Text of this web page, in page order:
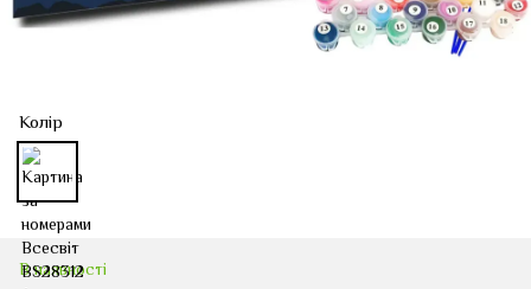
Колір
В наявності